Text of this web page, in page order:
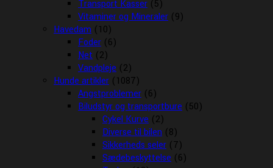
Transport Kasser (5)
Vitaminer og Mineraler (9)
Havedam (10)
Foder (6)
Net (2)
Vandpleje (2)
Hunde artikler (1087)
Angstproblemer (6)
Biludstyr og transportbure (50)
Cykel Kurve (2)
Diverse til bilen (8)
Sikkerheds seler (7)
Sædebeskyttelse (6)